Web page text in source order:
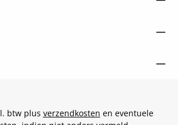
btw plus verzendkosten en eventuele